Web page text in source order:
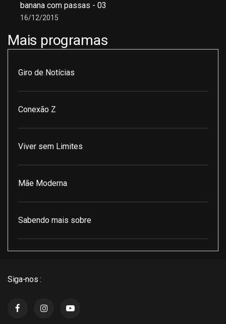
banana com passas - 03
16/12/2015
Mais programas
Giro de Notícias
Conexão Z
Viver sem Limites
Mãe Moderna
Sabendo mais sobre
Siga-nos :